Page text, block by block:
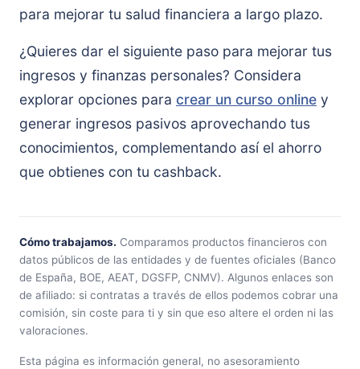
para mejorar tu salud financiera a largo plazo.
¿Quieres dar el siguiente paso para mejorar tus
ingresos y finanzas personales? Considera
explorar opciones para crear un curso online y
generar ingresos pasivos aprovechando tus
conocimientos, complementando así el ahorro
que obtienes con tu cashback.
Cómo trabajamos. Comparamos productos financieros con
datos públicos de las entidades y de fuentes oficiales (Banco
de España, BOE, AEAT, DGSFP, CNMV). Algunos enlaces son
de afiliado: si contratas a través de ellos podemos cobrar una
comisión, sin coste para ti y sin que eso altere el orden ni las
valoraciones.
Esta página es información general, no asesoramiento